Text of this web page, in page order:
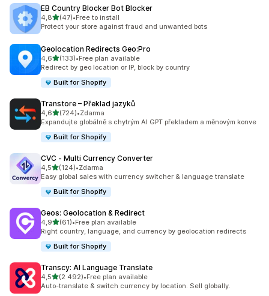
EB Country Blocker Bot Blocker
4,8z 5 hvězd
(47)
Celkový počet recenzí: 47
•Free to install
Protect your store against fraud and unwanted bots
Geolocation Redirects Geo:Pro
4,6z 5 hvězd
(133)
Celkový počet recenzí: 133
•Free plan available
Redirect by geo location or IP, block by country
Built for Shopify
Transtore – Překlad jazyků
4,6z 5 hvězd
(724)
Celkový počet recenzí: 724
•Zdarma
Expandujte globálně s chytrým AI GPT překladem a měnovým konve
Built for Shopify
CVC ‑ Multi Currency Converter
4,5z 5 hvězd
(124)
Celkový počet recenzí: 124
•Zdarma
Easy global sales with currency switcher & language translate
Built for Shopify
Geos: Geolocation & Redirect
4,9z 5 hvězd
(61)
Celkový počet recenzí: 61
•Free plan available
Right country, language, and currency by geolocation redirects
Built for Shopify
Transcy: AI Language Translate
4,5z 5 hvězd
(2 492)
Celkový počet recenzí: 2492
•Free plan available
Auto-translate & switch currency by location. Sell globally.